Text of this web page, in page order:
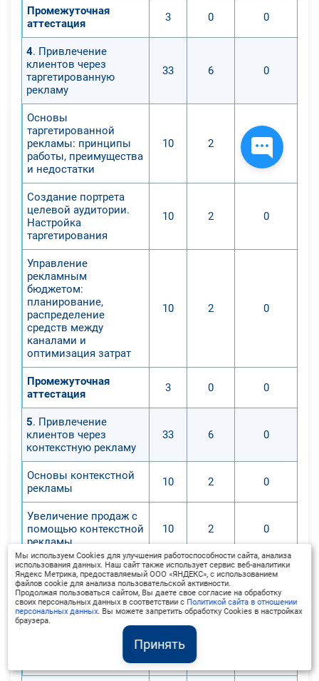
Промежуточная
аттестация
3 0 0
4. Привлечение
клиентов через
таргетированную
рекламу
33 6 0
Основы
таргетированной
рекламы: принципы
работы, преимущества
и недостатки
10 2 0
Создание портрета
целевой аудитории.
Настройка
таргетирования
10 2 0
Управление
рекламным
бюджетом:
планирование,
распределение
средств между
каналами и
оптимизация затрат
10 2 0
Промежуточная
аттестация
3 0 0
5. Привлечение
клиентов через
контекстную рекламу
33 6 0
Основы контекстной
рекламы
10 2 0
Увеличение продаж с
помощью контекстной
рекламы
10 2 0
Изучение
особенностей
социальных сетей и их
использования в
бизнесе
10 2 0
Принять
Мы используем Cookies для улучшения работоспособности сайта, анализа
использования данных. Наш сайт также использует сервис веб-аналитики
Яндекс Метрика, предоставляемый ООО «ЯНДЕКС», с использованием
файлов cookie для анализа пользовательской активности.
Продолжая пользоваться сайтом, Вы даете свое согласие на обработку
своих персональных данных в соответствии с Политикой сайта в отношении
персональных данных. Вы можете запретить обработку Cookies в настройках
браузера.